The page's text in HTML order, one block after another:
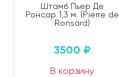
Штамб Пьер Де
Ронсар 1,3 м. (Pierre de
Ronsard)
3500 ₽
В корзину